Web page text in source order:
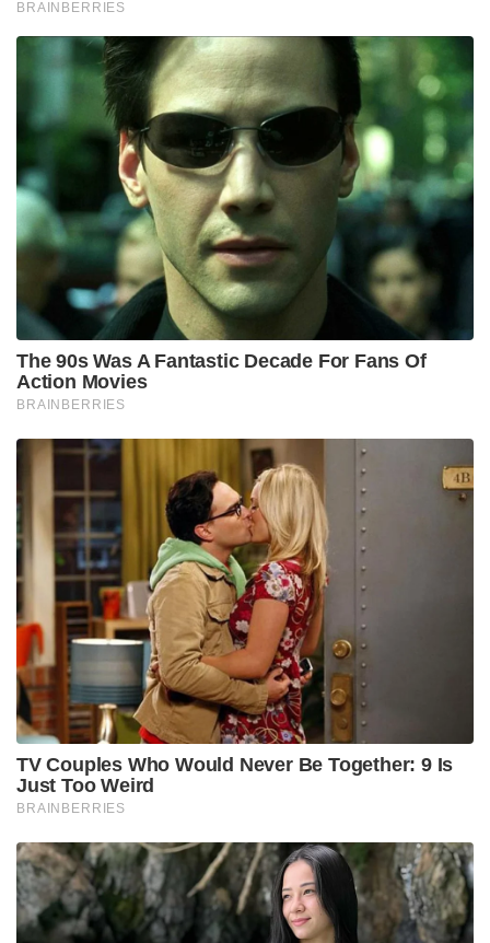
BRAINBERRIES
The 90s Was A Fantastic Decade For Fans Of
Action Movies
BRAINBERRIES
TV Couples Who Would Never Be Together: 9 Is
Just Too Weird
BRAINBERRIES